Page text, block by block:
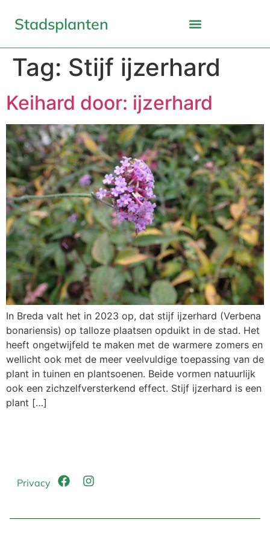
Stadsplanten
Tag: Stijf ijzerhard
Keihard door: ijzerhard
In Breda valt het in 2023 op, dat stijf ijzerhard (Verbena
bonariensis) op talloze plaatsen opduikt in de stad. Het
heeft ongetwijfeld te maken met de warmere zomers en
wellicht ook met de meer veelvuldige toepassing van de
plant in tuinen en plantsoenen. Beide vormen natuurlijk
ook een zichzelfversterkend effect. Stijf ijzerhard is een
plant […]
Privacy